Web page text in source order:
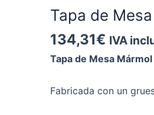
Tapa de
134,31€ IVA
Tapa de Mesa Mármol
Fabricada con un
Mármol
Redonda
SERON
cantidad